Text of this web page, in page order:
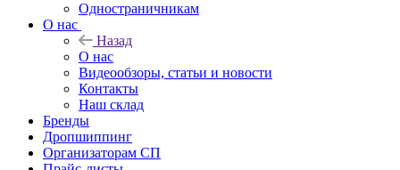
Одностраничникам
О нас
Назад
О нас
Видеообзоры, статьи и новости
Контакты
Наш склад
Бренды
Дропшиппинг
Организаторам СП